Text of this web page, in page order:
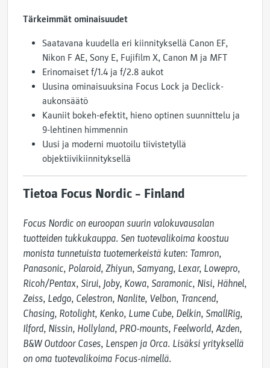
Tärkeimmät ominaisuudet
Saatavana kuudella eri kiinnityksellä Canon EF,
Nikon F AE, Sony E, Fujifilm X, Canon M ja MFT
Erinomaiset f/1.4 ja f/2.8 aukot
Uusina ominaisuuksina Focus Lock ja Declick-
aukonsäätö
Kauniit bokeh-efektit, hieno optinen suunnittelu ja
9-lehtinen himmennin
Uusi ja moderni muotoilu tiivistetyllä
objektiivikiinnityksellä
Tietoa Focus Nordic – Finland
Focus Nordic on euroopan suurin valokuvausalan
tuotteiden tukkukauppa. Sen tuotevalikoima koostuu
monista tunnetuista tuotemerkeistä kuten: Tamron,
Panasonic, Polaroid, Zhiyun, Samyang, Lexar, Lowepro,
Ricoh/Pentax, Sirui, Joby, Kowa, Saramonic, Nisi, Hähnel,
Zeiss, Ledgo, Celestron, Nanlite, Velbon, Trancend,
Chasing, Rotolight, Kenko, Lume Cube, Delkin, SmallRig,
Ilford, Nissin, Hollyland, PRO-mounts, Feelworld, Azden,
B&W Outdoor Cases, Lenspen ja Orca. Lisäksi yrityksellä
on oma tuotevalikoima Focus-nimellä.